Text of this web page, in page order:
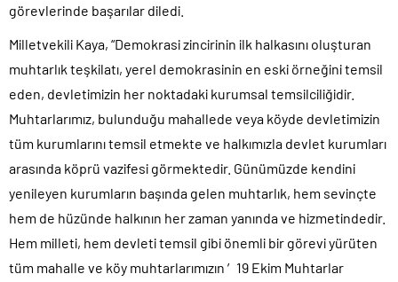
görevlerinde başarılar diledi.
Milletvekili Kaya, “Demokrasi zincirinin ilk halkasını oluşturan
muhtarlık teşkilatı, yerel demokrasinin en eski örneğini temsil
eden, devletimizin her noktadaki kurumsal temsilciliğidir.
Muhtarlarımız, bulunduğu mahallede veya köyde devletimizin
tüm kurumlarını temsil etmekte ve halkımızla devlet kurumları
arasında köprü vazifesi görmektedir. Günümüzde kendini
yenileyen kurumların başında gelen muhtarlık, hem sevinçte
hem de hüzünde halkının her zaman yanında ve hizmetindedir.
Hem milleti, hem devleti temsil gibi önemli bir görevi yürüten
tüm mahalle ve köy muhtarlarımızın ′19 Ekim Muhtarlar